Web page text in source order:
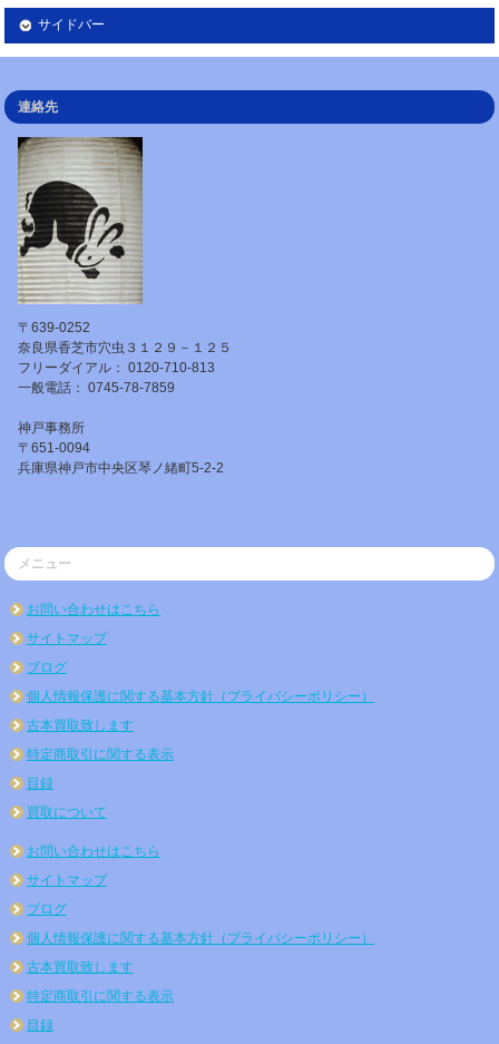
サイドバー
連絡先
〒639-0252
奈良県香芝市穴虫３１２９－１２５
フリーダイアル： 0120-710-813
一般電話： 0745-78-7859
神戸事務所
〒651-0094
兵庫県神戸市中央区琴ノ緒町5-2-2
メニュー
お問い合わせはこちら
サイトマップ
ブログ
個人情報保護に関する基本方針（プライバシーポリシー）
古本買取致します
特定商取引に関する表示
目録
買取について
お問い合わせはこちら
サイトマップ
ブログ
個人情報保護に関する基本方針（プライバシーポリシー）
古本買取致します
特定商取引に関する表示
目録